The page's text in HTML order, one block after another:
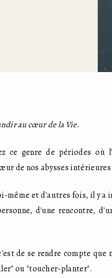
au cœur de la Vie.
ce genre de périodes où
de nos abysses intérieures.
même et d'autres fois, il y a
d'une rencontre,
de se rendre compte que
ou "toucher-planter".